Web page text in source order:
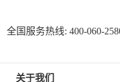
全国服务热线: 400-060-
关于我们